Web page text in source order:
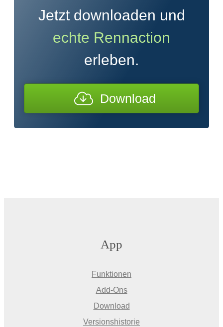
Jetzt downloaden und
echte Rennaction
erleben.
Download
App
Funktionen
Add-Ons
Download
Versionshistorie